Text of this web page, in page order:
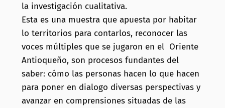
la investigación cualitativa.
Esta es una muestra que apuesta por habitar
lo territorios para contarlos, reconocer las
voces múltiples que se jugaron en el Oriente
Antioqueño, son procesos fundantes del
saber: cómo las personas hacen lo que hacen
para poner en dialogo diversas perspectivas y
avanzar en comprensiones situadas de las